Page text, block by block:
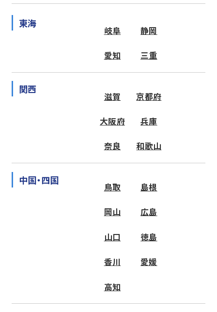
東海
岐阜 静岡
愛知 三重
関西
滋賀 京都府
大阪府 兵庫
奈良 和歌山
中国・四国
鳥取 島根
岡山 広島
山口 徳島
香川 愛媛
高知